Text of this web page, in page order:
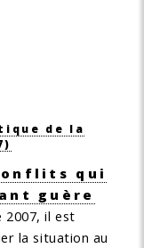
de la
qui
guère
2007, il est
la situation au